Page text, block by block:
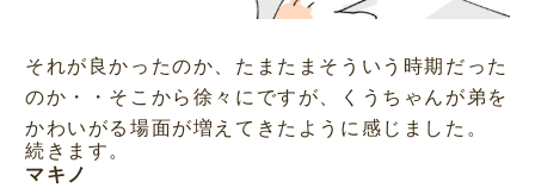
それが良かったのか、たまたまそういう時期だった
のか・・そこから徐々にですが、くうちゃんが弟を
かわいがる場面が増えてきたように感じました。
続きます。
マキノ